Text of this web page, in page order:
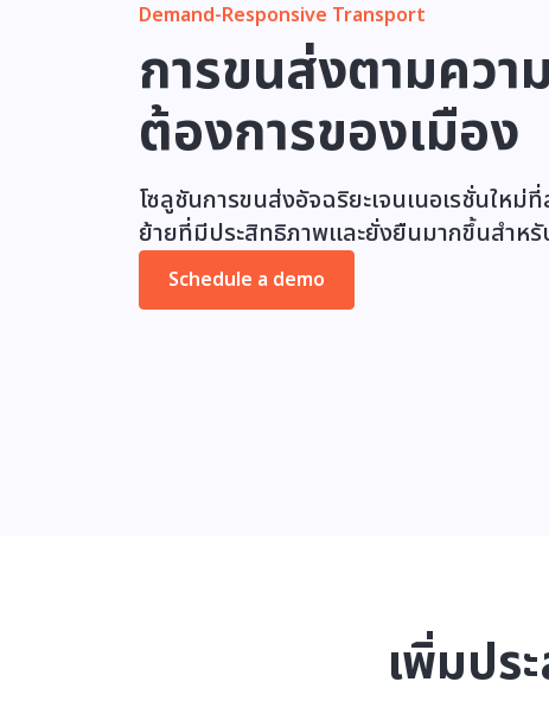
Demand-Responsive Transport
การขนส่งตามความ
ต้องการของเมือง
โซลูชันการขนส่งอัจฉริยะเจนเนอเรชั่นใหม่
ย้ายที่มีประสิทธิภาพและยั่งยืนมากขึ้นสำห
Schedule a demo
เพิ่มปร